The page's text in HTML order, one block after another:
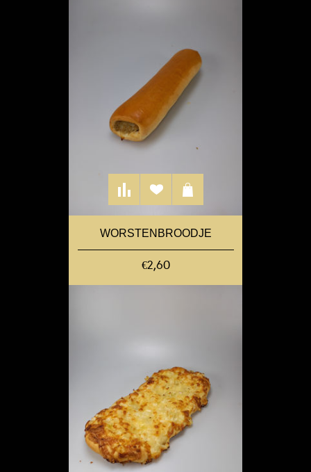
WORSTENBROODJE
€2,60